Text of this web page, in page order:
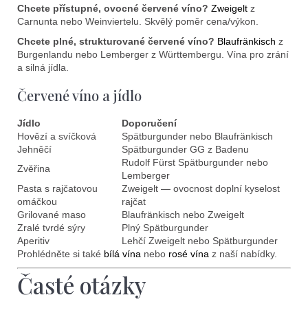
Chcete přístupné, ovocné červené víno? Zweigelt z
Carnunta nebo Weinviertelu. Skvělý poměr cena/výkon.
Chcete plné, strukturované červené víno? Blaufränkisch z
Burgenlandu nebo Lemberger z Württembergu. Vína pro zrání
a silná jídla.
Červené víno a jídlo
Jídlo
Doporučení
Hovězí a svíčková
Spätburgunder nebo Blaufränkisch
Jehněčí
Spätburgunder GG z Badenu
Zvěřina
Rudolf Fürst Spätburgunder nebo
Lemberger
Pasta s rajčatovou
omáčkou
Zweigelt — ovocnost doplní kyselost
rajčat
Grilované maso
Blaufränkisch nebo Zweigelt
Zralé tvrdé sýry
Plný Spätburgunder
Aperitiv
Lehčí Zweigelt nebo Spätburgunder
Prohlédněte si také bílá vína nebo rosé vína z naší nabídky.
Časté otázky